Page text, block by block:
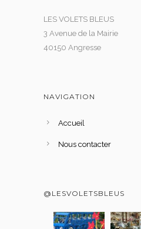
LES VOLETS BLEUS
3 Avenue de la Mairie
40150 Angresse
NAVIGATION
Accueil
Nous contacter
@LESVOLETSBLEUS